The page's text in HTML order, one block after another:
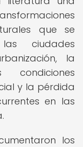
que se
ciudades
la
y la pérdida
en las
los